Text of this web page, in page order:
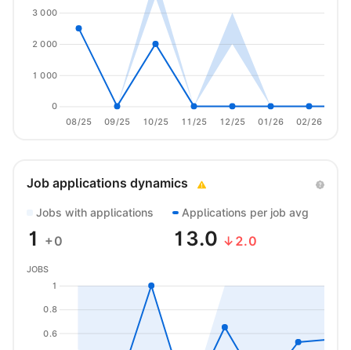
08/25 09/25 10/25 11/25 12/25 01/26 02/26
0
1 000
2 000
3 000
Job applications dynamics
Jobs with applications
1 +0
Applications per job avg
13.0 ↓2.0
0.6
0.8
1
JOBS